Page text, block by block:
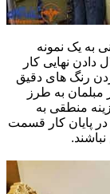
به یک نمونه
دادن نهایی کار
رنگ های دقیق
به طرز
منطقی به
پایان کار قسمت